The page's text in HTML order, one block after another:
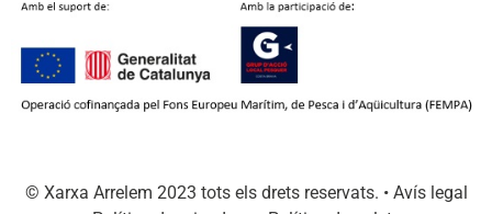
© Xarxa Arrelem 2023 tots els drets reservats. • Avís legal